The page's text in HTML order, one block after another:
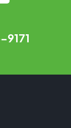
9171